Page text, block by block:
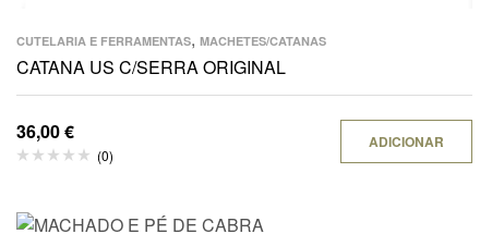
CUTELARIA E FERRAMENTAS, MACHETES/CATANAS
CATANA US C/SERRA ORIGINAL
36,00€
(0)
ADICIONAR